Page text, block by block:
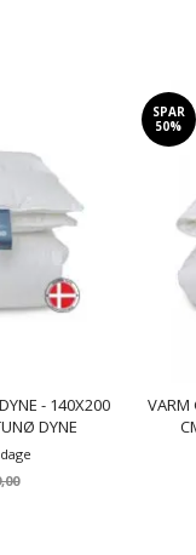
- 140X200
DYNE
SPAR
50%
VARM